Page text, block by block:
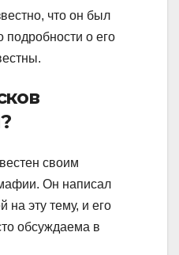
что он был
подробности о его
своим
Он написал
на эту тему, и его
обсуждаема в